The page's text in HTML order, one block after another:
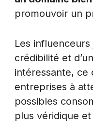
promouvoir un
Les influenceurs
crédibilité et
intéressante, ce
entreprises à
possibles
plus véridique